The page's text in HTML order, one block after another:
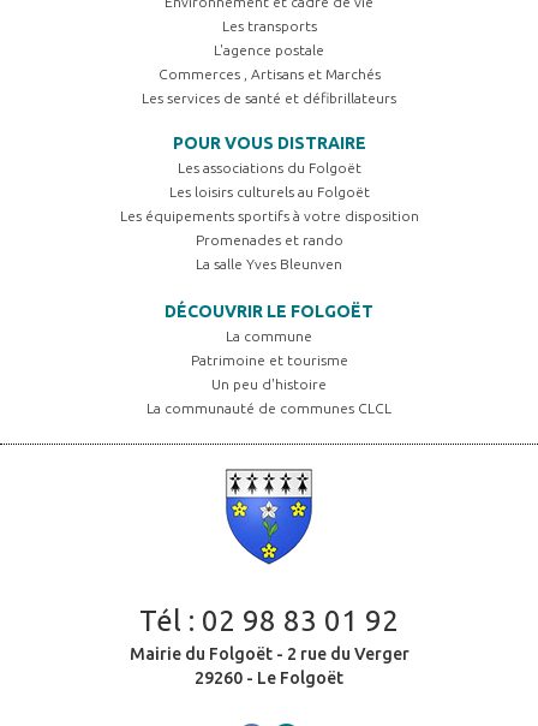
Les transports
L'agence postale
Commerces , Artisans et Marchés
Les services de santé et défibrillateurs
POUR VOUS DISTRAIRE
Les associations du Folgoët
Les loisirs culturels au Folgoët
Les équipements sportifs à votre disposition
Promenades et rando
La salle Yves Bleunven
DÉCOUVRIR LE FOLGOËT
La commune
Patrimoine et tourisme
Un peu d'histoire
La communauté de communes CLCL
Tél : 02 98 83 01 92
Mairie du Folgoët - 2 rue du Verger
29260 - Le Folgoët